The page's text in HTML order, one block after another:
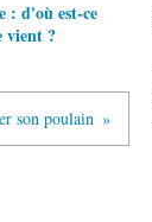
: d'où est-ce
vient ?
son poulain